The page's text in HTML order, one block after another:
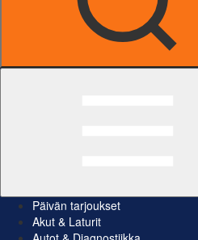
Päivän tarjoukset
Akut & Laturit